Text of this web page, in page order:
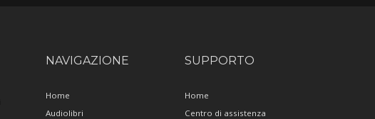
NAVIGAZIONE
Home
Audiolibri
SUPPORTO
Home
Centro di assistenza